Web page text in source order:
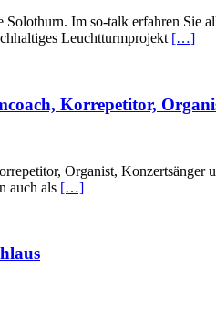
Im so-talk erfahren Sie
Leuchtturmprojekt […]
Korrepetitor,
Organist,
auch als […]